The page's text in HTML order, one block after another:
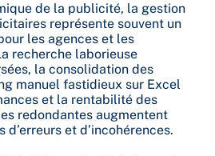
de la publicité, la gestion
représente souvent un
les agences et les
recherche laborieuse
la consolidation des
manuel fastidieux sur Excel
et la rentabilité des
redondantes augmentent
et d’incohérences.